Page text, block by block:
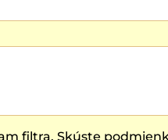
filtra. Skúste